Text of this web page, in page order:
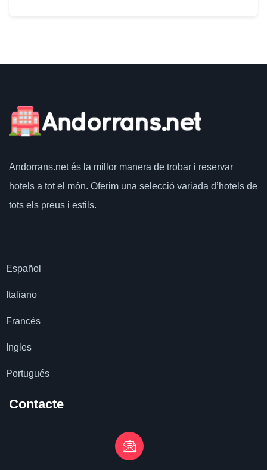
Andorrans.netés la millor manera de trobar i reservar
hotels a tot el món. Oferim una selecció variada d’hotels de
tots els preus i estils.
Español
Italiano
Francés
Ingles
Portugués
Contacte